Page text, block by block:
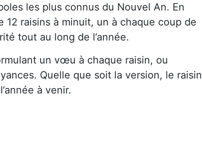
les plus connus du Nouvel An. En
12 raisins à minuit, un à chaque coup de
tout au long de l’année.
un vœu à chaque raisin, ou
Quelle que soit la version, le raisin
à venir.